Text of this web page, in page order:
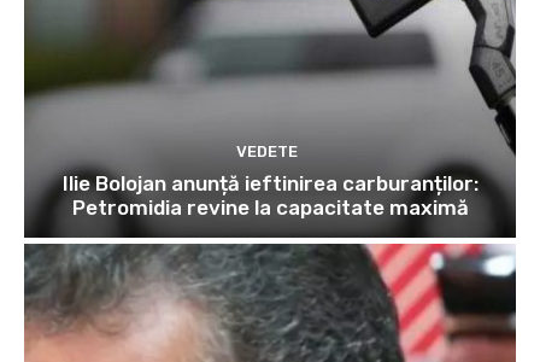
VEDETE
Ilie Bolojan anunță ieftinirea carburanților:
Petromidia revine la capacitate maximă